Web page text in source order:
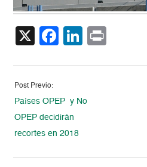
X Facebook
LinkedIn
Post Previo:
Países OPEP y No
OPEP decidirán
recortes en 2018